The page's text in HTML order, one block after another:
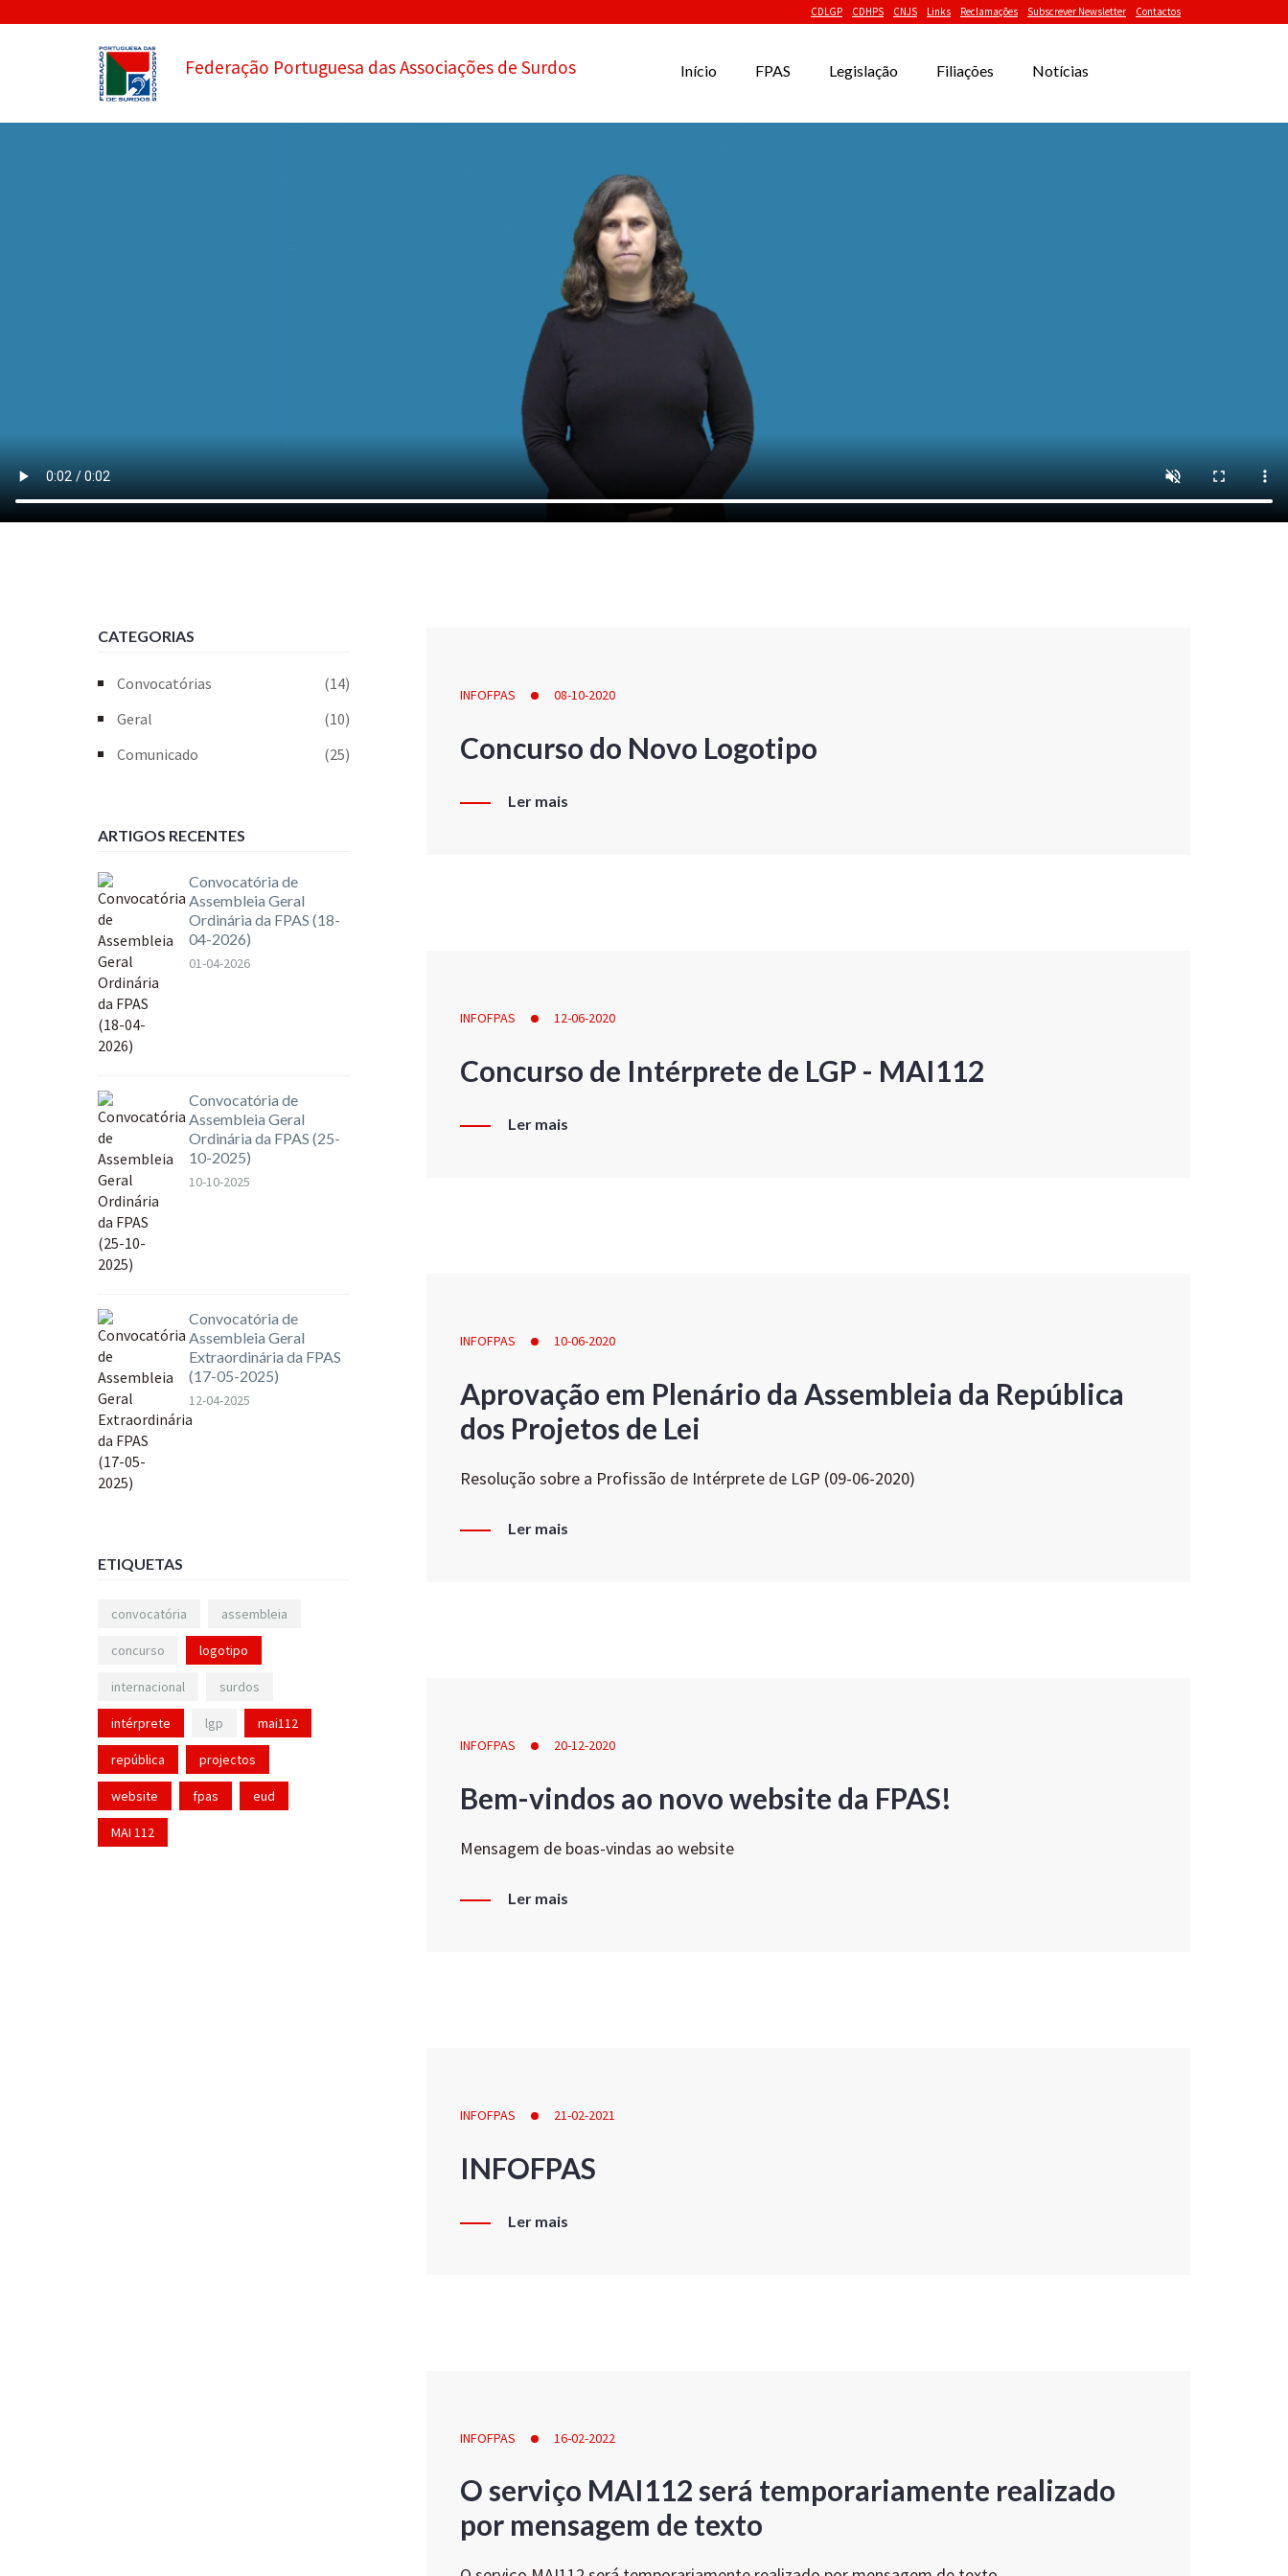
CDLGP CDHPS CNJS Links Reclamações Subscrever Newsletter Contactos
Federação Portuguesa das Associações de Surdos Início FPAS Legislação Filiações Notícias
INFOFPAS 08-10-2020
Concurso do Novo Logotipo
Ler mais
INFOFPAS 12-06-2020
Concurso de Intérprete de LGP - MAI112
Ler mais
INFOFPAS 10-06-2020
Aprovação em Plenário da Assembleia da República
dos Projetos de Lei
Resolução sobre a Profissão de Intérprete de LGP (09-06-2020)
Ler mais
INFOFPAS 20-12-2020
Bem-vindos ao novo website da FPAS!
Mensagem de boas-vindas ao website
Ler mais
INFOFPAS 21-02-2021
INFOFPAS
Ler mais
INFOFPAS 16-02-2022
O serviço MAI112 será temporariamente realizado
por mensagem de texto
CATEGORIAS
Convocatórias
(14)
Geral
(10)
Comunicado
(25)
ARTIGOS RECENTES
Convocatória de
Assembleia Geral
Ordinária da FPAS (18-
04-2026)
01-04-2026
Convocatória de
Assembleia Geral
Ordinária da FPAS (25-
10-2025)
10-10-2025
Convocatória de
Assembleia Geral
Extraordinária da FPAS
(17-05-2025)
12-04-2025
ETIQUETAS
convocatória assembleia
concurso logotipo
internacional surdos
intérprete lgp mai112
república projectos
website fpas eud
MAI 112